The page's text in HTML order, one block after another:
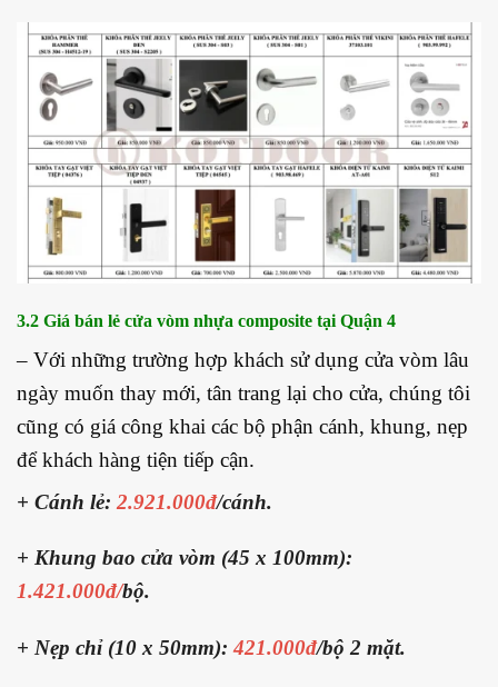
3.2 Giá bán lẻ cửa vòm nhựa composite tại Quận 4
– Với những trường hợp khách sử dụng cửa vòm lâu
ngày muốn thay mới, tân trang lại cho cửa, chúng tôi
cũng có giá công khai các bộ phận cánh, khung, nẹp
để khách hàng tiện tiếp cận.
+ Cánh lẻ: 2.921.000đ/cánh.
+ Khung bao cửa vòm (45 x 100mm):
1.421.000đ/bộ.
+ Nẹp chỉ (10 x 50mm):421.000đ/bộ 2 mặt.